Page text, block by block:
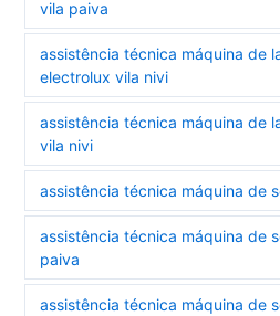
vila paiva
assistência técnica máquina de
electrolux vila nivi
assistência técnica máquina de
vila nivi
assistência técnica máquina de
assistência técnica máquina de
paiva
assistência técnica máquina de